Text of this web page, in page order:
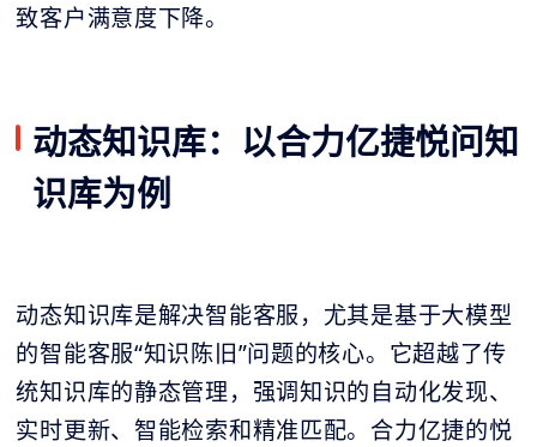
致客户满意度下降。
动态知识库：以合力亿捷悦问知
识库为例
动态知识库是解决智能客服，尤其是基于大模型
的智能客服“知识陈旧”问题的核心。它超越了传
统知识库的静态管理，强调知识的自动化发现、
实时更新、智能检索和精准匹配。合力亿捷的悦